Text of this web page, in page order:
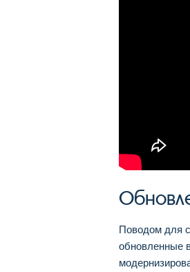
Поводом для
обновленные